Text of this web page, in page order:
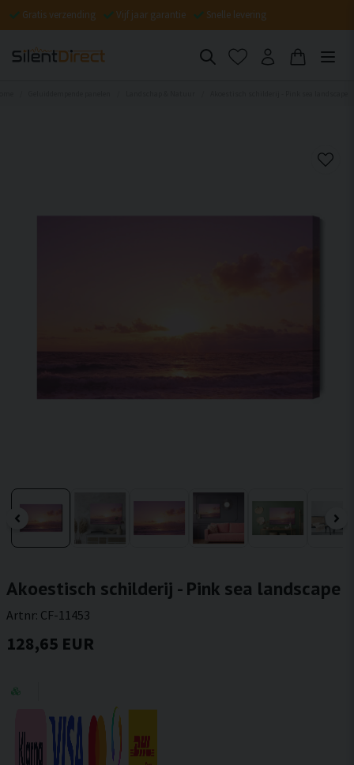
Gratis verzending Vijf jaar garantie Snelle levering
Akoestisch schilderij - Pink sea landscape
Artnr: CF-11453
128,65 EUR